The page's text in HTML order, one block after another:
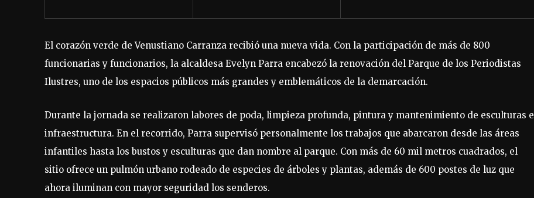
El corazón verde de Venustiano Carranza recibió una nueva vida. Con la participación de más de 800
funcionarias y funcionarios, la alcaldesa Evelyn Parra encabezó la renovación del Parque de los Periodistas
Ilustres, uno de los espacios públicos más grandes y emblemáticos de la demarcación.
Durante la jornada se realizaron labores de poda, limpieza profunda, pintura y mantenimiento de esculturas e
infraestructura. En el recorrido, Parra supervisó personalmente los trabajos que abarcaron desde las áreas
infantiles hasta los bustos y esculturas que dan nombre al parque. Con más de 60 mil metros cuadrados, el
sitio ofrece un pulmón urbano rodeado de especies de árboles y plantas, además de 600 postes de luz que
ahora iluminan con mayor seguridad los senderos.